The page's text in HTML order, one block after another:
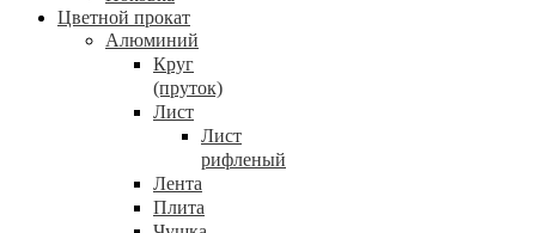
Цветной прокат
Алюминий
Круг
(пруток)
Лист
Лист
рифленый
Лента
Плита